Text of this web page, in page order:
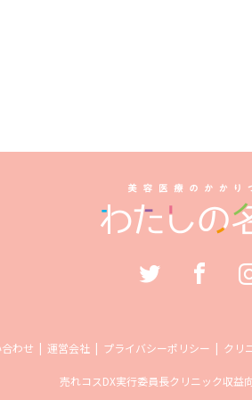
わせ 運営会社 プライバシーポリシー クリ
売れコスDX実行委員長クリニック収益